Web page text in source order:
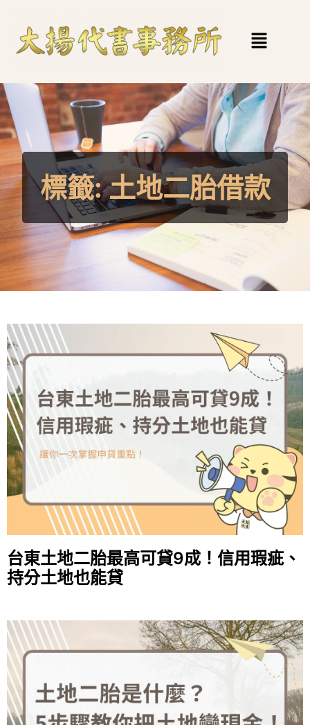
標籤:土地二胎借款
台東土地二胎最高可貸9成！信用瑕疵、
持分土地也能貸